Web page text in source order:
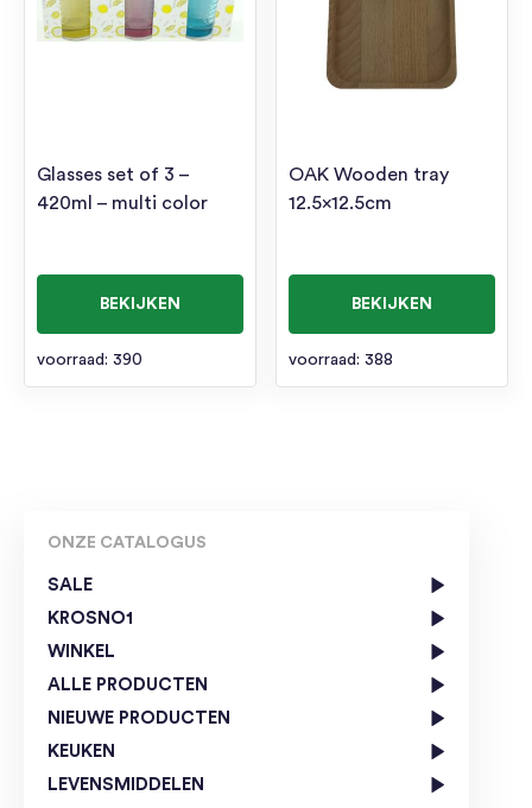
ONZE CATALOGUS
SALE
KROSNO1
WINKEL
ALLE PRODUCTEN
NIEUWE PRODUCTEN
KEUKEN
LEVENSMIDDELEN
Glasses set of 3 –
420ml – multi color
BEKIJKEN
voorraad: 390
OAK Wooden tray
12.5×12.5cm
BEKIJKEN
voorraad: 388